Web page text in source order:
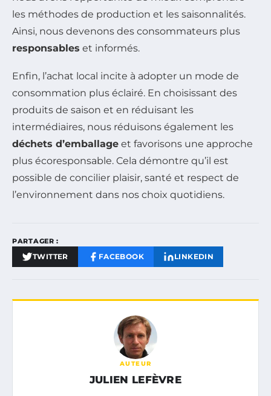
les méthodes de production et les saisonnalités.
Ainsi, nous devenons des consommateurs plus
responsables et informés.
Enfin, l’achat local incite à adopter un mode de
consommation plus éclairé. En choisissant des
produits de saison et en réduisant les
intermédiaires, nous réduisons également les
déchets d’emballage et favorisons une approche
plus écoresponsable. Cela démontre qu’il est
possible de concilier plaisir, santé et respect de
l’environnement dans nos choix quotidiens.
PARTAGER :
TWITTER FACEBOOK LINKEDIN
AUTEUR
JULIEN LEFÈVRE